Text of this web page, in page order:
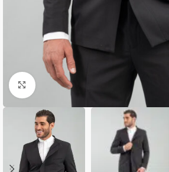
Κλικ για μεγέθυνση